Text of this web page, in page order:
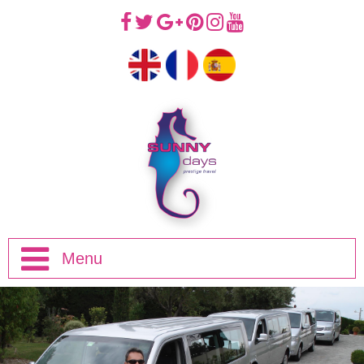
Menu
Accueil
Excursions d'une Demi-journée